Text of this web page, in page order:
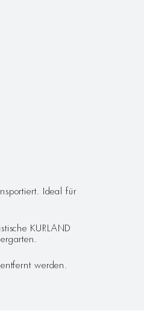
Ideal für
KURLAND
werden.